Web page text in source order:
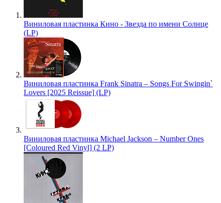
Виниловая пластинка Кино - Звезда по имени Солнце
(LP)
Виниловая пластинка Frank Sinatra – Songs For Swingin`
Lovers [2025 Reissue] (LP)
Виниловая пластинка Michael Jackson – Number Ones
[Coloured Red Vinyl] (2 LP)